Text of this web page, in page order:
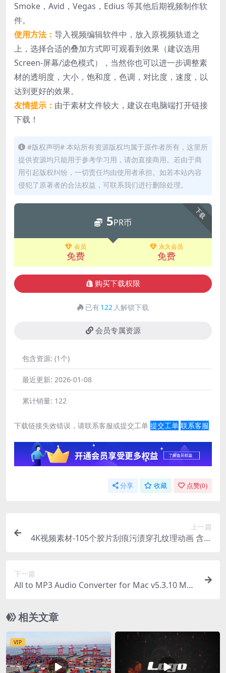
Smoke，Avid，Vegas，Edius 等其他后期视频制作软
件。
使用方法： 导入视频编辑软件中，放入原视频轨道之
上，选择合适的叠加方式即可观看到效果（建议选用
Screen-屏幕/滤色模式），当然你也可以进一步调整素
材的透明度，大小，饱和度，色调，对比度，速度，以
达到更好的效果。
友情提示： 由于素材文件较大，建议在电脑端打开链接
下载！
#版权声明# 本站所有资源版权均属于原作者所有，这里所
提供资源均只能用于参考学习用，请勿直接商用。若由于商
用引起版权纠纷，一切责任均由使用者承担。如若本站内容
侵犯了原著者的合法权益，可联系我们进行删除处理。
下载
5PR币
会员
免费
永久会员
免费
购买下载权限
已有122 人解锁下载
会员专属资源
包含资源: (1个)
最近更新: 2026-01-08
累计销量: 122
下载链接失效错误，请联系客服或提交工单 提交工单 联系客服
分享 收藏 点赞(0)
上一篇
4K视频素材-105个胶片刮痕污渍穿孔纹理动画 含音
下一篇
All to MP3 Audio Converter for Mac v5.3.10 MP3
相关文章
VIP